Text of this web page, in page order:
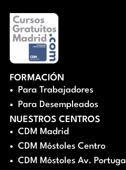
FORMACIÓN
Para Trabajadores
Para Desempleados
NUESTROS CENTROS
CDM Madrid
CDM Móstoles Centro
CDM Móstoles Av. Portugal